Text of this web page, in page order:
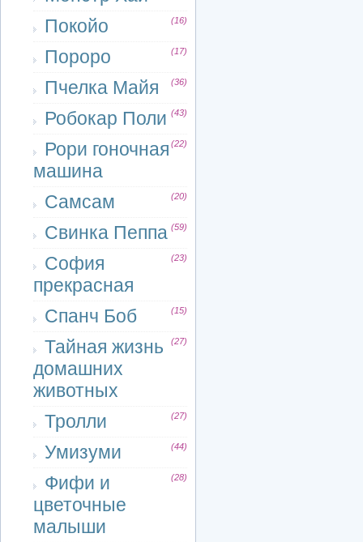
Покойо
(16)
Пороро (17)
Пчелка Майя (36)
Робокар Поли (43)
Рори гоночная
машина
(22)
Самсам (20)
Свинка Пеппа (59)
София
прекрасная
(23)
Спанч Боб (15)
Тайная жизнь
домашних
животных
(27)
Тролли (27)
Умизуми (44)
Фифи и
цветочные
малыши
(28)